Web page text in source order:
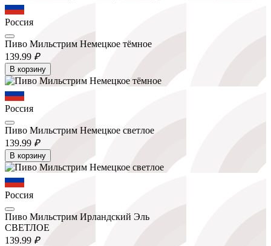
Россия
Пиво Мильстрим Немецкое тёмное
139.99 ₽
В корзину
Россия
Пиво Мильстрим Немецкое светлое
139.99 ₽
В корзину
Россия
Пиво Мильстрим Ирландский Эль
СВЕТЛОЕ
139.99 ₽